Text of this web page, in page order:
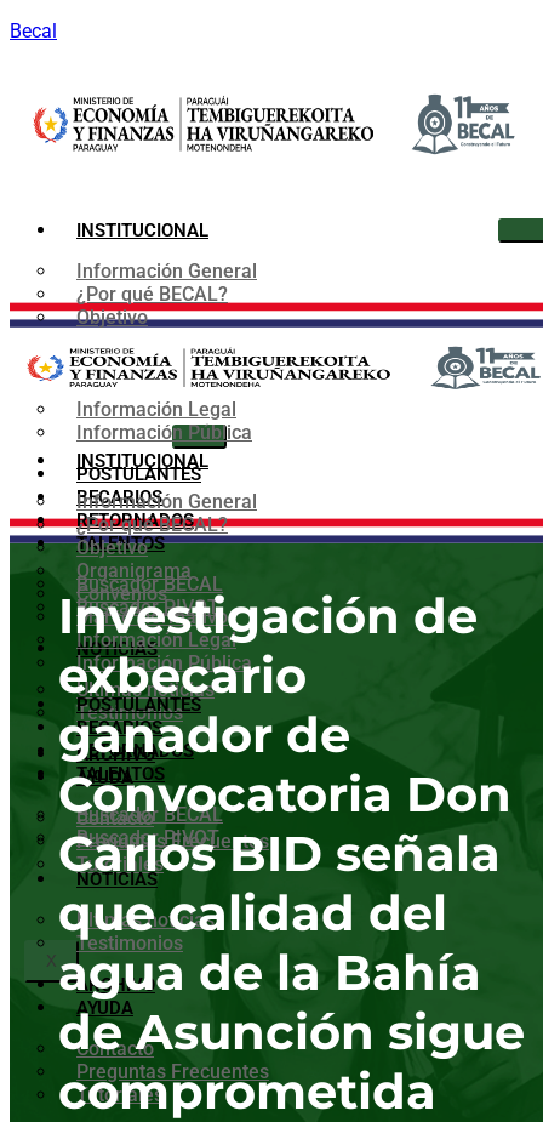
Becal
INSTITUCIONAL
Información General
¿Por qué BECAL?
Objetivo
Convenios
Marco Normativo
Información Legal
Información Pública
POSTULANTES
BECARIOS
RETORNADOS
TALENTOS
Buscador BECAL
Buscador PIVOT
NOTICIAS
Últimas noticias
Testimonios
ARCHIVO
AYUDA
Contacto
Preguntas Frecuentes
Tutoriales
X
INSTITUCIONAL
Información General
¿Por qué BECAL?
Objetivo
Organigrama
Convenios
Marco Normativo
Información Legal
Información Pública
POSTULANTES
BECARIOS
RETORNADOS
TALENTOS
Buscador BECAL
Buscador PIVOT
NOTICIAS
Últimas noticias
Testimonios
ARCHIVO
AYUDA
Contacto
Preguntas Frecuentes
Tutoriales
Investigación de
exbecario
ganador de
Convocatoria Don
Carlos BID señala
que calidad del
agua de la Bahía
de Asunción sigue
comprometida